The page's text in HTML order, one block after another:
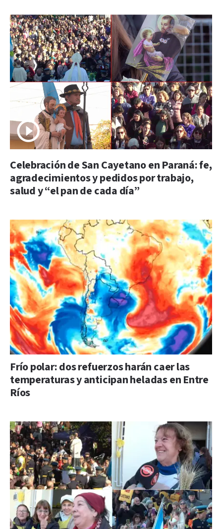
Celebración de San Cayetano en Paraná: fe,
agradecimientos y pedidos por trabajo,
salud y “el pan de cada día”
Frío polar: dos refuerzos harán caer las
temperaturas y anticipan heladas en Entre
Ríos